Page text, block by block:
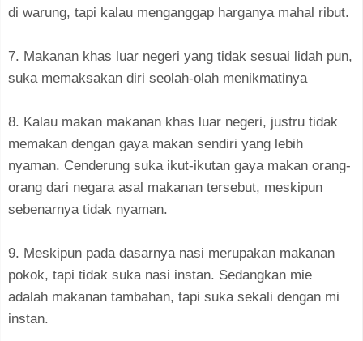
di warung, tapi kalau menganggap harganya mahal ribut.
7. Makanan khas luar negeri yang tidak sesuai lidah pun,
suka memaksakan diri seolah-olah menikmatinya
8. Kalau makan makanan khas luar negeri, justru tidak
memakan dengan gaya makan sendiri yang lebih
nyaman. Cenderung suka ikut-ikutan gaya makan orang-
orang dari negara asal makanan tersebut, meskipun
sebenarnya tidak nyaman.
9. Meskipun pada dasarnya nasi merupakan makanan
pokok, tapi tidak suka nasi instan. Sedangkan mie
adalah makanan tambahan, tapi suka sekali dengan mi
instan.